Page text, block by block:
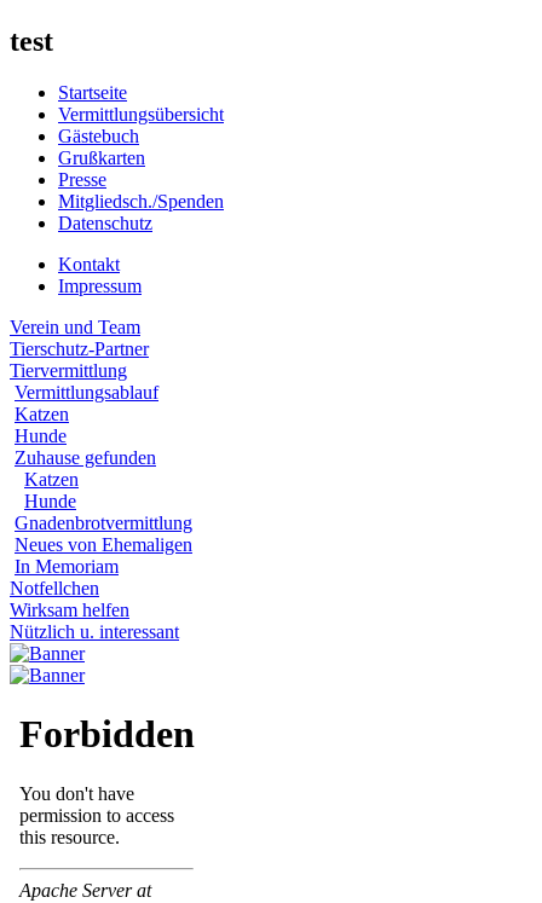
test
Startseite
Vermittlungsübersicht
Gästebuch
Grußkarten
Presse
Mitgliedsch./Spenden
Datenschutz
Kontakt
Impressum
Verein und Team
Tierschutz-Partner
Tiervermittlung
Vermittlungsablauf
Katzen
Hunde
Zuhause gefunden
Katzen
Hunde
Gnadenbrotvermittlung
Neues von Ehemaligen
In Memoriam
Notfellchen
Wirksam helfen
Nützlich u. interessant